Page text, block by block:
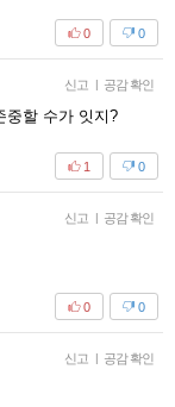
0
0
신고 | 공감 확인
중할 수가 잇지?
0
1
신고 | 공감 확인
0
0
신고 | 공감 확인